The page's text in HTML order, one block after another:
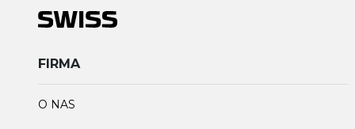
FIRMA
O NAS